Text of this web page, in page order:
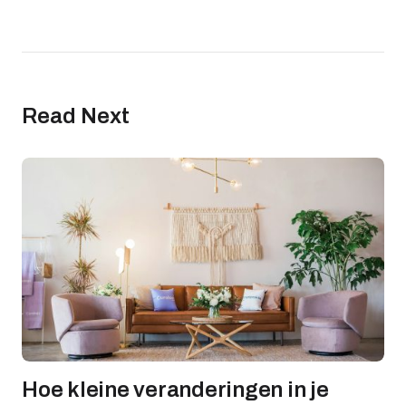
Read Next
Hoe kleine veranderingen in je